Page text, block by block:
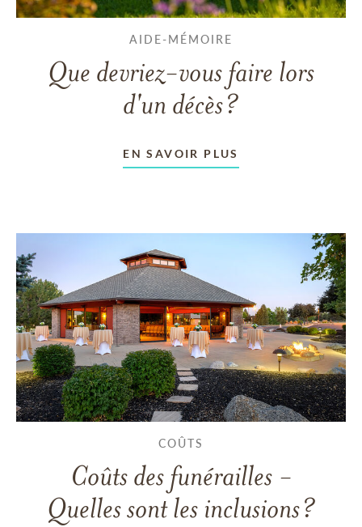
AIDE-MÉMOIRE
Que devriez-vous faire lors
d'un décès?
EN SAVOIR PLUS
COÛTS
Coûts des funérailles -
Quelles sont les inclusions?